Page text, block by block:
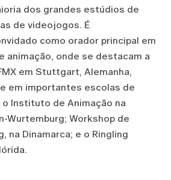
dos grandes estúdios de
de videojogos. É
como orador principal em
animação, onde se destacam a
em Stuttgart, Alemanha,
em importantes escolas de
o Instituto de Animação na
Wurtemburg; Workshop de
na Dinamarca; e o Ringling